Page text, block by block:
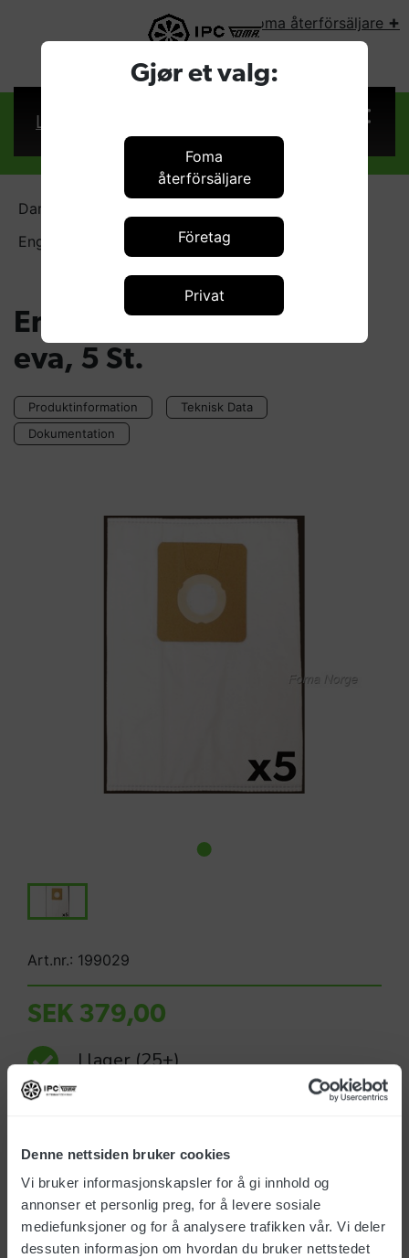
Denne nettsiden bruker cookies
Vi bruker informasjonskapsler for å gi innhold og
annonser et personlig preg, for å levere sosiale
mediefunksjoner og for å analysere trafikken vår. Vi deler
dessuten informasjon om hvordan du bruker nettstedet
Gjør et valg:
Foma
återförsäljare
Företag
Privat
Foma återförsäljare +
VÄLJ LAND:
Logga in
Dammsugarpåsar
Engångspåse Mikrofiber eva, 5 St.
Engångspåse Mikrofiber
eva, 5 St.
Produktinformation
Teknisk Data
Dokumentation
Art.nr.: 199029
SEK 379,00
I lager(25+)
Leveranstid 1-4 dagar
Produktinfo.